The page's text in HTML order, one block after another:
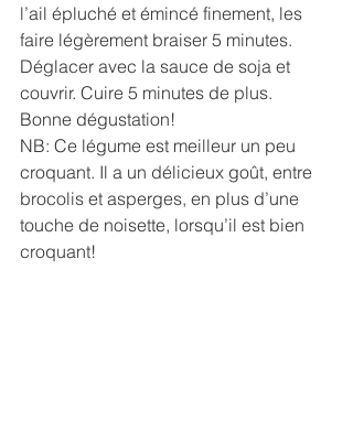
l’ail épluché et émincé finement, les
faire légèrement braiser 5 minutes.
Déglacer avec la sauce de soja et
couvrir. Cuire 5 minutes de plus.
Bonne dégustation!
NB: Ce légume est meilleur un peu
croquant. Il a un délicieux goût, entre
brocolis et asperges, en plus d’une
touche de noisette, lorsqu’il est bien
croquant!